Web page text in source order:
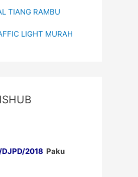
TIANG RAMBU
LIGHT MURAH
2018 Paku